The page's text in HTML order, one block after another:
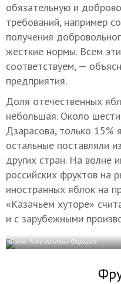
обязательную и
требований, например
получения
жесткие нормы. Всем
соответствуем, —
предприятия.
Доля отечественных
небольшая. Около
Дзарасова, только 15%
остальные поставляли
других стран. На волне
российских фруктов на
иностранных яблок на
«Казачьем хуторе»
и с зарубежными
Фото: Константин Фарниев